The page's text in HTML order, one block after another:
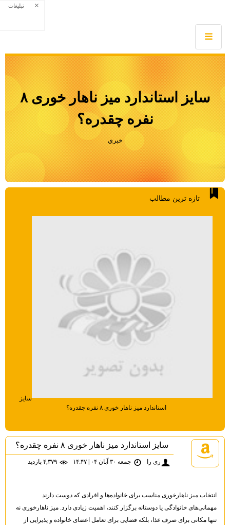
سایز استاندارد میز ناهار خوری ۸
نفره چقدره؟
خبري
تازه ترين مطالب
سایز
استاندارد میز ناهار خوری ۸ نفره چقدره؟
سایز استاندارد میز ناهار خوری ۸ نفره چقدره؟
ری را جمعه ۳۰ آبان ۰۴ | ۱۴:۴۷ ۴,۳۷۹ بازديد
انتخاب میز ناهارخوری مناسب برای خانواده‌ها و افرادی که دوست دارند
مهمانی‌های خانوادگی یا دوستانه برگزار کنند، اهمیت زیادی دارد. میز ناهارخوری نه
تنها مکانی برای صرف غذا، بلکه فضایی برای تعامل اعضای خانواده و پذیرایی از
تبلیغات